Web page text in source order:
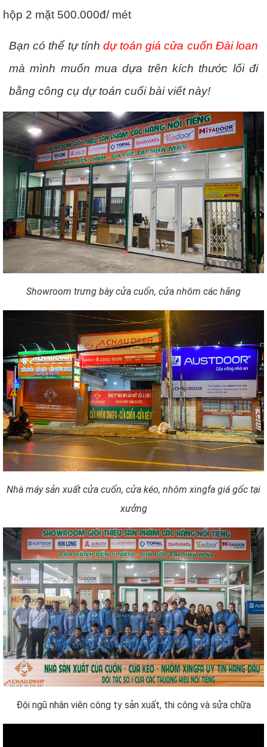
hộp 2 mặt 500.000đ/ mét
Bạn có thể tự tính dự toán giá cửa cuốn Đài loan
mà mình muốn mua dựa trên kích thước lối đi
bằng công cụ dự toán cuối bài viết này!
Showroom trưng bày cửa cuốn, cửa nhôm các hãng
Nhà máy sản xuất cửa cuốn, cửa kéo, nhôm xingfa giá gốc tại
xưởng
Đội ngũ nhân viên công ty sản xuất, thi công và sửa chữa